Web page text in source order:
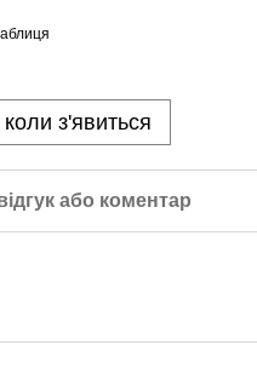
з'явиться
або коментар